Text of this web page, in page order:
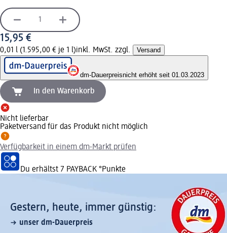
15,95 €
0,01 l (1.595,00 € je 1 l)inkl. MwSt. zzgl. Versand
dm-Dauerpreisnicht erhöht seit 01.03.2023
In den Warenkorb
Nicht lieferbar
Paketversand für das Produkt nicht möglich
Verfügbarkeit in einem dm-Markt prüfen
Du erhältst 7 PAYBACK °Punkte
Gestern, heute, immer günstig:
unser dm-Dauerpreis